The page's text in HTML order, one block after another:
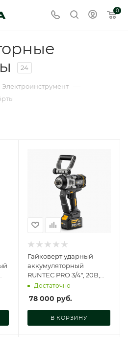
0
24
Электроинструмент —
Гайковерт ударный
аккумуляторный
RUNTEC PRO 3/4", 20В,
2*9Ач, 2100Нм, RT-IW2100
Достаточно
78 000 руб.
В КОРЗИНУ